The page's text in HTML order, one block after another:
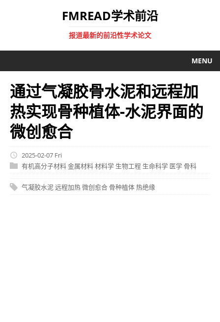
FMREAD学术前沿
报道最新的前沿性学术论文
MENU
通过气凝胶骨水泥和远程加
热实现骨种植体-水泥界面的
微创愈合
2025-02-07 Fri
有机高分子材料金属材料材料学 生物工程 生命科学 医学 骨科
气凝胶水泥 远程加热微创愈合 骨种植体热绝缘